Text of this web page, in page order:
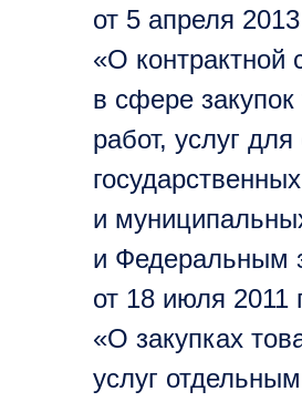
от 5 апреля
«О контрактной
в сфере закупок
работ, услуг
государственных
и
и Федеральным
от 18 июля
«О закупках
услуг